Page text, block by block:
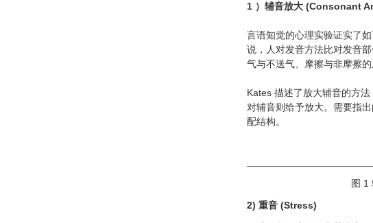
1 ）辅音放大 (Consonant
言语知觉的心理实验证实了
说，人对发音方法比对发音
气与不送气、摩擦与非摩擦
Kates 描述了放大辅音的方
对辅音则给予放大。需要指
配结构。
图 1 辅音增
2) 重音 (Stress)